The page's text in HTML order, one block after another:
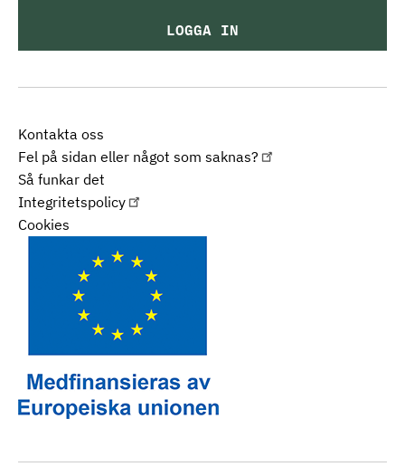
Kontakta oss
Fel på sidan eller något som saknas?
Så funkar det
Integritetspolicy
Cookies
LOGGA IN